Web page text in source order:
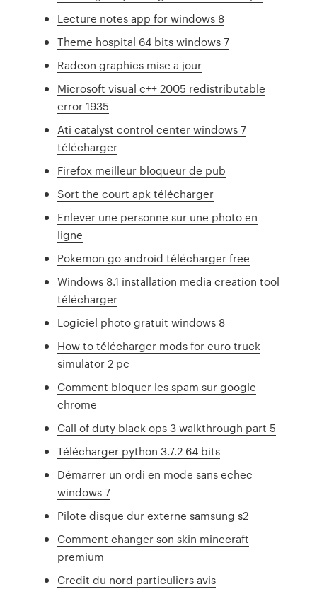
Lecture notes app for windows 8
Theme hospital 64 bits windows 7
Radeon graphics mise a jour
Microsoft visual c++ 2005 redistributable
error 1935
Ati catalyst control center windows 7
télécharger
Firefox meilleur bloqueur de pub
Sort the court apk télécharger
Enlever une personne sur une photo en
ligne
Pokemon go android télécharger free
Windows 8.1 installation media creation tool
télécharger
Logiciel photo gratuit windows 8
How to télécharger mods for euro truck
simulator 2 pc
Comment bloquer les spam sur google
chrome
Call of duty black ops 3 walkthrough part 5
Télécharger python 3.7.2 64 bits
Démarrer un ordi en mode sans echec
windows 7
Pilote disque dur externe samsung s2
Comment changer son skin minecraft
premium
Credit du nord particuliers avis